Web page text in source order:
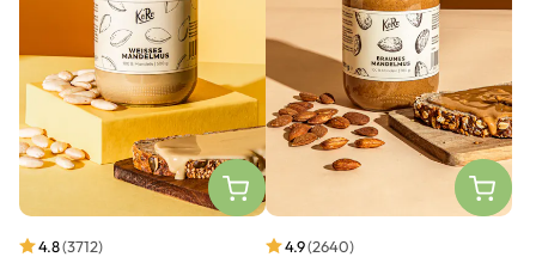
4.8(3712) 4.9(2640)